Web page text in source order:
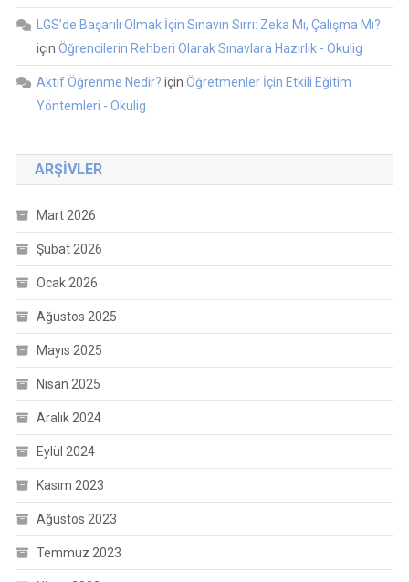
LGS’de Başarılı Olmak İçin Sınavın Sırrı: Zeka Mı, Çalışma Mı?
için Öğrencilerin Rehberi Olarak Sınavlara Hazırlık - Okulig
Aktif Öğrenme Nedir? için Öğretmenler İçin Etkili Eğitim
Yöntemleri - Okulig
ARŞIVLER
Mart 2026
Şubat 2026
Ocak 2026
Ağustos 2025
Mayıs 2025
Nisan 2025
Aralık 2024
Eylül 2024
Kasım 2023
Ağustos 2023
Temmuz 2023